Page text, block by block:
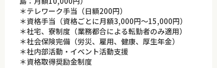
＊テレワーク手当（日額200円）
＊資格手当（資格ごとに月額3,000円～15,000円）
＊社宅、寮制度（業務都合による転勤者のみ適用）
＊社会保険完備（労災、雇用、健康、厚生年金）
＊社内部活動・イベント活動支援
＊資格取得奨励金制度